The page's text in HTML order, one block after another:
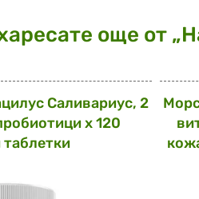
още от
Саливариус, 2
х 120